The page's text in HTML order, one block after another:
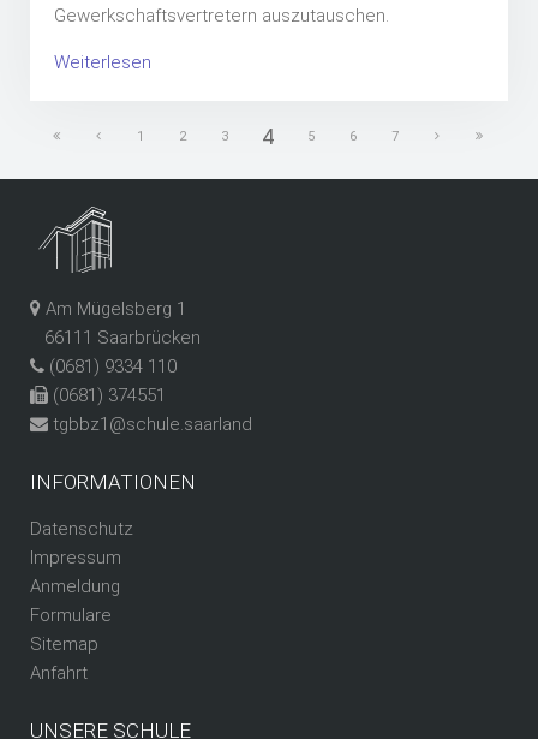
Gewerkschaftsvertretern auszutauschen.
Weiterlesen
1 2 3 4 5 6 7
Am Mügelsberg 1
66111 Saarbrücken
(0681) 9334 110
(0681) 374551
tgbbz1@schule.saarland
INFORMATIONEN
Datenschutz
Impressum
Anmeldung
Formulare
Sitemap
Anfahrt
UNSERE SCHULE